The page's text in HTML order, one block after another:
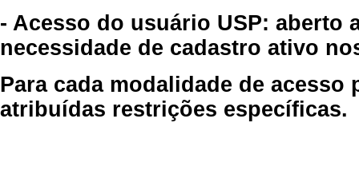
- Acesso do usuário USP: aberto
necessidade de cadastro ativo
Para cada modalidade de
atribuídas restrições específicas.